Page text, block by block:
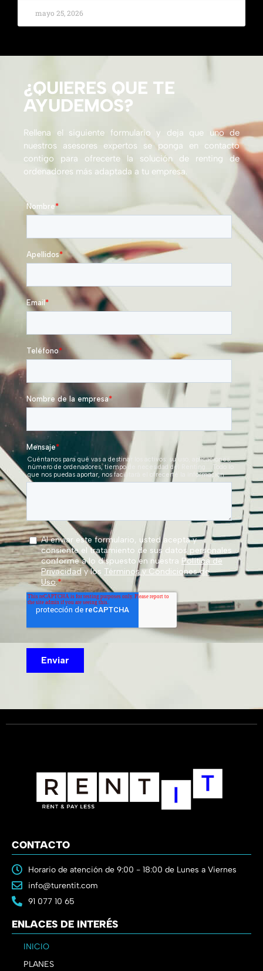
mayo 25, 2026
¿QUIERES QUE TE
AYUDEMOS?
Rellena el siguiente formulario y deja que uno de
nuestros asesores expertos se ponga en contacto
contigo para ofrecerte la solución de renting de
ordenadores más adaptada a tu empresa.
CONTACTO
Horario de atención de 9:00 - 18:00 de Lunes a Viernes
info@turentit.com
91 077 10 65
ENLACES DE INTERÉS
INICIO
PLANES